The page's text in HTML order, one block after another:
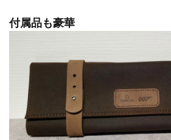
付属品も豪華